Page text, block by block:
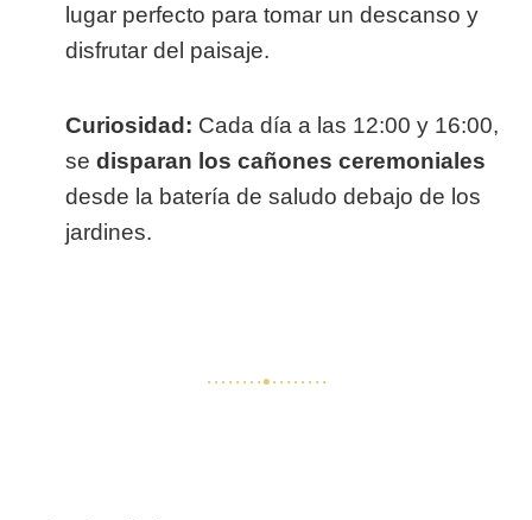
lugar perfecto para tomar un descanso y
disfrutar del paisaje.
Curiosidad: Cada día a las 12:00 y 16:00,
se disparan los cañones ceremoniales
desde la batería de saludo debajo de los
jardines.
········•········